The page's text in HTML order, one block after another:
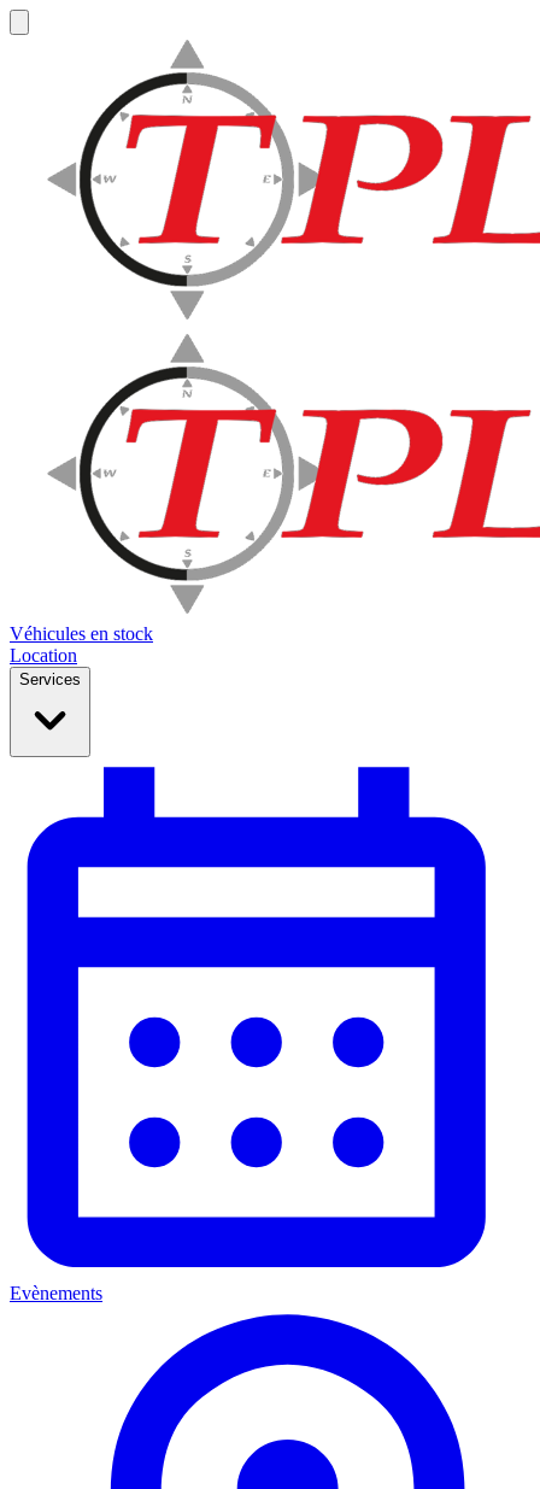
Véhicules en stock
Location
Services
Evènements